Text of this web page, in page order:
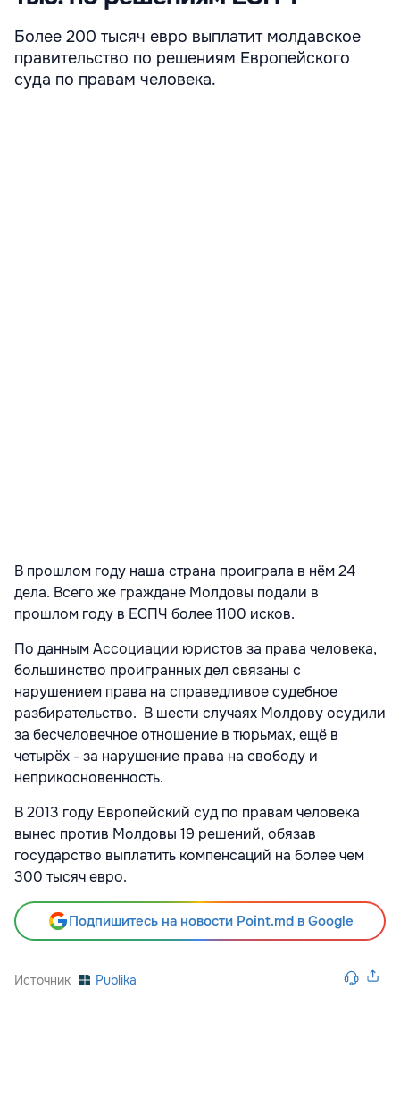
Более 200 тысяч евро выплатит молдавское
правительство по решениям Европейского
суда по правам человека.
В прошлом году наша страна проиграла в нём 24
дела. Всего же граждане Молдовы подали в
прошлом году в ЕСПЧ более 1100 исков.
По данным Ассоциации юристов за права человека,
большинство проигранных дел связаны с
нарушением права на справедливое судебное
разбирательство. В шести случаях Молдову осудили
за бесчеловечное отношение в тюрьмах, ещё в
четырёх - за нарушение права на свободу и
неприкосновенность.
В 2013 году Европейский суд по правам человека
вынес против Молдовы 19 решений, обязав
государство выплатить компенсаций на более чем
300 тысяч евро.
Подпишитесь на новости Point.md в Google
Источник Publika